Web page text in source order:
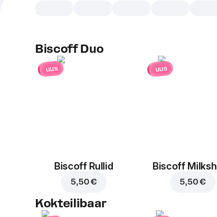
Biscoff Duo
uus
Biscoff Rullid
5,50 €
uus
Biscoff
5,50 €
Kokteilibaar